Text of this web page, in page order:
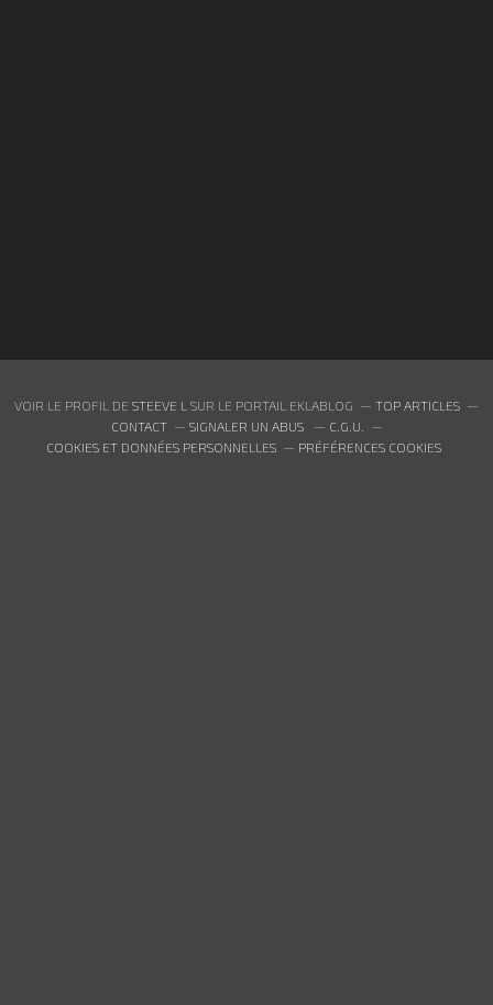
VOIR LE PROFIL DE STEEVE L SUR LE PORTAIL EKLABLOG
TOP ARTICLES
CONTACT
SIGNALER UN ABUS
C.G.U.
COOKIES ET DONNÉES PERSONNELLES
PRÉFÉRENCES COOKIES